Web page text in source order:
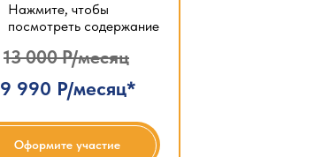
9 990 Р/месяц*
13 000 Р/месяц
Нажмите, чтобы
посмотреть содержание
Оформите участие